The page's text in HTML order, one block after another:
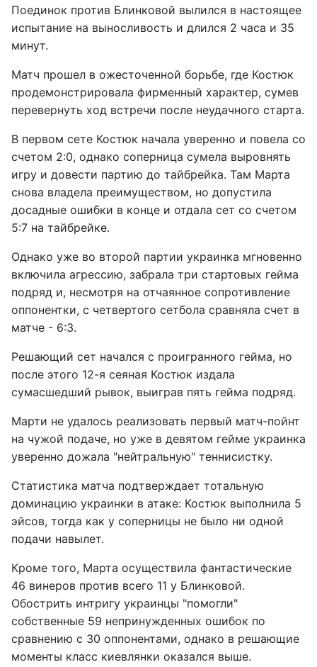
Поединок против Блинковой вылился в настоящее
испытание на выносливость и длился 2 часа и 35
минут.
Матч прошел в ожесточенной борьбе, где Костюк
продемонстрировала фирменный характер, сумев
перевернуть ход встречи после неудачного старта.
В первом сете Костюк начала уверенно и повела со
счетом 2:0, однако соперница сумела выровнять
игру и довести партию до тайбрейка. Там Марта
снова владела преимуществом, но допустила
досадные ошибки в конце и отдала сет со счетом
5:7 на тайбрейке.
Однако уже во второй партии украинка мгновенно
включила агрессию, забрала три стартовых гейма
подряд и, несмотря на отчаянное сопротивление
оппонентки, с четвертого сетбола сравняла счет в
матче - 6:3.
Решающий сет начался с проигранного гейма, но
после этого 12-я сеяная Костюк издала
сумасшедший рывок, выиграв пять гейма подряд.
Марти не удалось реализовать первый матч-пойнт
на чужой подаче, но уже в девятом гейме украинка
уверенно дожала "нейтральную" теннисистку.
Статистика матча подтверждает тотальную
доминацию украинки в атаке: Костюк выполнила 5
эйсов, тогда как у соперницы не было ни одной
подачи навылет.
Кроме того, Марта осуществила фантастические
46 винеров против всего 11 у Блинковой.
Обострить интригу украинцы "помогли"
собственные 59 непринужденных ошибок по
сравнению с 30 оппонентами, однако в решающие
моменты класс киевлянки оказался выше.